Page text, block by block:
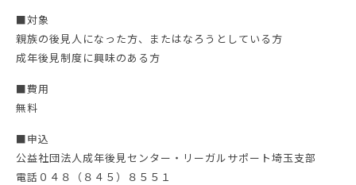
■対象
親族の後見人になった方、またはなろうとしている方
成年後見制度に興味のある方
■費用
無料
■申込
公益社団法人成年後見センター・リーガルサポート埼玉支部
電話０４８（８４５）８５５１